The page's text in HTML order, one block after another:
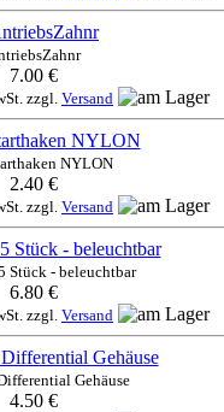
7.00 €
zzgl. Versand
NYLON
2.40 €
zzgl. Versand
Stück - beleuchtbar
6.80 €
zzgl. Versand
Gehäuse
4.50 €